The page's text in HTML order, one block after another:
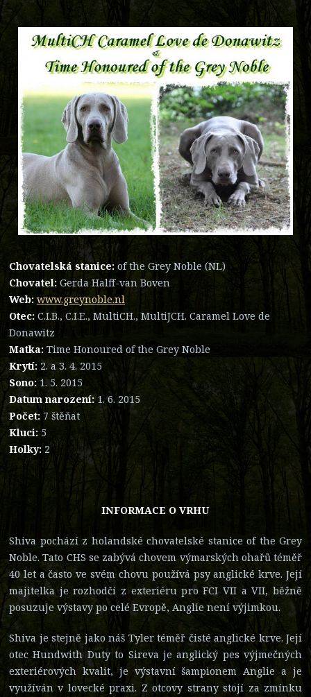
Chovatelská stanice: of the Grey Noble (NL)
Chovatel: Gerda Halff-van Boven
Web: www.greynoble.nl
Otec: C.I.B., C.I.E., MultiCH., MultiJCH. Caramel Love de
Donawitz
Matka: Time Honoured of the Grey Noble
Krytí: 2. a 3. 4. 2015
Sono:1. 5. 2015
Datum narození:1. 6. 2015
Počet: 7 štěňat
Kluci: 5
Holky: 2
INFORMACE O VRHU
Shiva pochází z holandské chovatelské stanice of the Grey
Noble. Tato CHS se zabývá chovem výmarských ohařů téměř
40 let a často ve svém chovu používá psy anglické krve. Její
majitelka je rozhodčí z exteriéru pro FCI VII a VII, běžně
posuzuje výstavy po celé Evropě, Anglie není výjimkou.
Shiva je stejně jako náš Tyler téměř čisté anglické krve. Její
otec Hundwith Duty to Sireva je anglický pes výjmečných
exteriérových kvalit, je výstavní šampionem Anglie a je
využíván v lovecké praxi. Z otcovy strany stojí za zmínku